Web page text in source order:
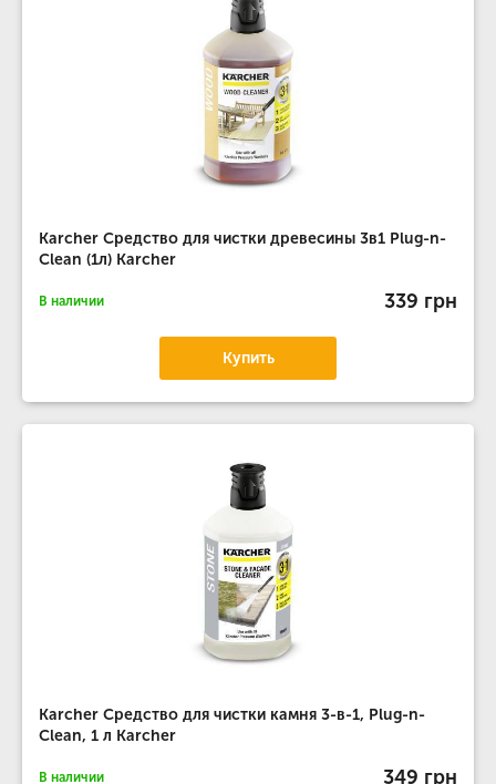
Karcher Средство для чистки древесины 3в1 Plug-n-
Clean (1л) Karcher
В наличии 339 грн
Купить
Karcher Средство для чистки камня 3-в-1, Plug-n-
Clean, 1 л Karcher
В наличии 349 грн